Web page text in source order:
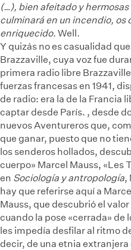
(…), bien afeitado y
culminará en un incendio, os
enriquecido. Well.
Y quizás no es casualidad
Brazzaville, cuya voz fue
primera radio libre
fuerzas francesas en 1941,
de radio: era la de la Francia
captar desde París. , desde
nuevos Aventureros que,
que ganar, puesto que no
los senderos hollados,
cuerpo» Marcel Mauss, «Les
en Sociología y antropología,
hay que referirse aquí a
Mauss, que descubrió el
cuando la pose «cerrada» de
les impedía desfilar al ritmo
decir, de una etnia